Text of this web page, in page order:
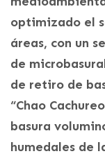
optimizado el
áreas, con un
de
de retiro de
“Chao
basura
humedales de